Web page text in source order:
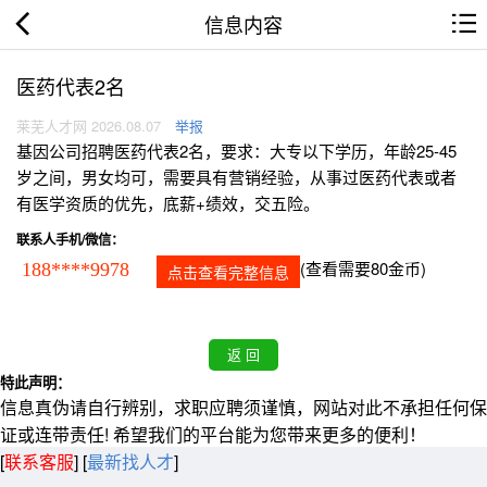
信息内容
医药代表2名
莱芜人才网 2026.08.07 举报
基因公司招聘医药代表2名，要求：大专以下学历，年龄25-45
岁之间，男女均可，需要具有营销经验，从事过医药代表或者
有医学资质的优先，底薪+绩效，交五险。
联系人手机/微信：
188****9978 点击查看完整信息 (查看需要80金币)
特此声明：
信息真伪请自行辨别，求职应聘须谨慎，网站对此不承担任何保
证或连带责任! 希望我们的平台能为您带来更多的便利！
[联系客服] [最新找人才]